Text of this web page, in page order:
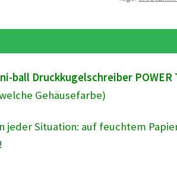
ball Druckkugelschreiber POWER
Gehäusefarbe)
jeder Situation: auf feuchtem